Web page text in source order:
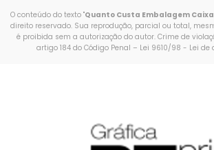
O conteúdo do texto "Quanto Custa Embalagem
direito reservado. Sua reprodução, parcial ou total,
é proibida sem a autorização do autor. Crime de
artigo 184 do Código Penal – Lei 9610/98 - Lei